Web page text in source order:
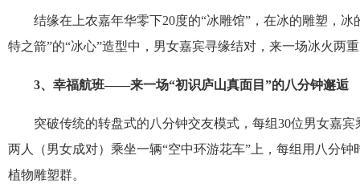
结缘在上农嘉年华零下20度的“冰雕馆”，在冰的雕塑，
特之箭”的“冰心”造型中，男女嘉宾寻缘结对，来一场冰火两
3、幸福航班——来一场“初识庐山真面目”的八分钟邂逅
突破传统的转盘式的八分钟交友模式，每组30位男女嘉宾
两人（男女成对）乘坐一辆“空中环游花车”上，每组用八分
植物雕塑群。